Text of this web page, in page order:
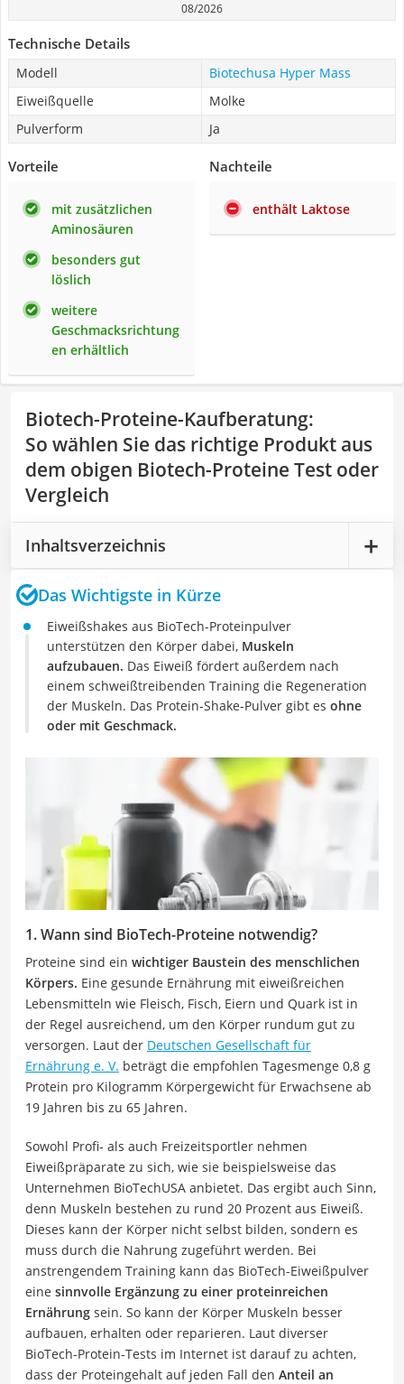
08/2026
Technische Details
Modell
Biotechusa Hyper Mass
Eiweißquelle
Molke
Pulverform
Ja
Vorteile
mit zusätzlichen
Aminosäuren
besonders gut
löslich
weitere
Geschmacksrichtung
en erhältlich
Nachteile
enthält Laktose
Biotech-Proteine-Kaufberatung:
So wählen Sie das richtige Produkt aus
dem obigen Biotech-Proteine Test oder
Vergleich
Inhaltsverzeichnis
Das Wichtigste in Kürze
Eiweißshakes aus BioTech-Proteinpulver
unterstützen den Körper dabei, Muskeln
aufzubauen. Das Eiweiß fördert außerdem nach
einem schweißtreibenden Training die Regeneration
der Muskeln. Das Protein-Shake-Pulver gibt es ohne
oder mit Geschmack.
1. Wann sind BioTech-Proteine notwendig?
Proteine sind ein wichtiger Baustein des menschlichen
Körpers. Eine gesunde Ernährung mit eiweißreichen
Lebensmitteln wie Fleisch, Fisch, Eiern und Quark ist in
der Regel ausreichend, um den Körper rundum gut zu
versorgen. Laut der Deutschen Gesellschaft für
Ernährung e. V. beträgt die empfohlen Tagesmenge 0,8 g
Protein pro Kilogramm Körpergewicht für Erwachsene ab
19 Jahren bis zu 65 Jahren.
Sowohl Profi- als auch Freizeitsportler nehmen
Eiweißpräparate zu sich, wie sie beispielsweise das
Unternehmen BioTechUSA anbietet. Das ergibt auch Sinn,
denn Muskeln bestehen zu rund 20 Prozent aus Eiweiß.
Dieses kann der Körper nicht selbst bilden, sondern es
muss durch die Nahrung zugeführt werden. Bei
anstrengendem Training kann das BioTech-Eiweißpulver
eine sinnvolle Ergänzung zu einer proteinreichen
Ernährung sein. So kann der Körper Muskeln besser
aufbauen, erhalten oder reparieren. Laut diverser
BioTech-Protein-Tests im Internet ist darauf zu achten,
dass der Proteingehalt auf jeden Fall den Anteil an